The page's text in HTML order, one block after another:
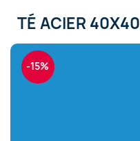
TÉ ACIER 40X40
-15%